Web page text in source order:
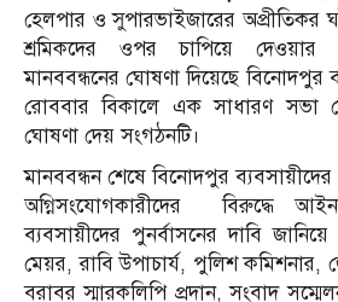
হেলপার ও সুপারভাইজারের অপ্রীতিকর
শ্রমিকদের ওপর চাপিয়ে দেওয়ার
মানববন্ধনের ঘোষণা দিয়েছে বিনোদপুর
রোববার বিকালে এক সাধারণ সভা
ঘোষণা দেয় সংগঠনটি।
মানববন্ধন শেষে বিনোদপুর
অগ্নিসংযোগকারীদের বিরুদ্ধে
ব্যবসায়ীদের পুনর্বাসনের দাবি
মেয়র, রাবি উপাচার্য, পুলিশ কমিশনার,
বরাবর স্মারকলিপি প্রদান, সংবাদ